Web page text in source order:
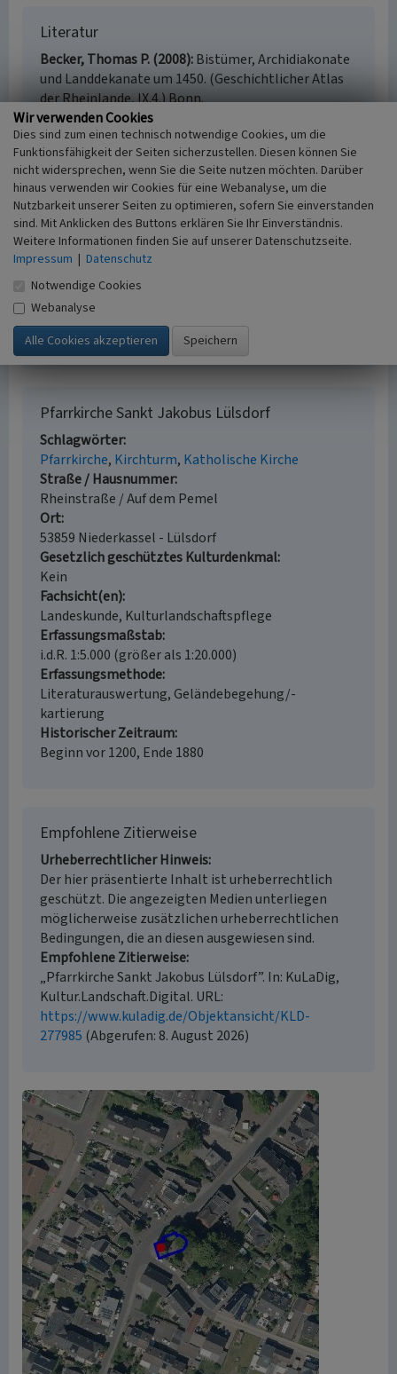
Literatur
Becker, Thomas P. (2008) Bistümer, Archidiakonate
und Landdekanate um 1450. (Geschichtlicher Atlas
der Rheinlande, IX.4.) Bonn.
Groten, Manfred; Johanek, Peter; Reininghaus,
Wilfried; Wensky, Margret / Landschaftsverband
Rheinland; Landschaftsverband Westfalen-Lippe
(Hrsg.) (2006) Handbuch der Historischen Stätten
Nordrhein-Westfalen. (3. völlig neu bearbeitete
Auflage). (HbHistSt NRW, Kröners Taschenausgabe,
Band 273.) S. 811-812, Stuttgart.
Holdt, Ulrike (2008)
Rheinlande, V.16.) Bonn.
Imgrund, Bernd (2010)
die man gesehen haben muss. S. 166-167, Köln.
Pfarrkirche Sankt Jakobus Lülsdorf
Schlagwörter
Pfarrkirche Kirchturm Katholische Kirche
Straße / Hausnummer
Rheinstraße / Auf dem Pemel
Ort
53859 Niederkassel - Lülsdorf
Gesetzlich geschütztes Kulturdenkmal
Kein
Fachsicht(en)
Landeskunde, Kulturlandschaftspflege
Erfassungsmaßstab
i.d.R. 1:5.000 (größer als 1:20.000)
Erfassungsmethode
Literaturauswertung, Geländebegehung/-
kartierung
Historischer Zeitraum
Beginn vor 1200, Ende 1880
Empfohlene Zitierweise
Urheberrechtlicher Hinweis
Der hier präsentierte Inhalt ist urheberrechtlich
geschützt. Die angezeigten Medien unterliegen
möglicherweise zusätzlichen urheberrechtlichen
Bedingungen, die an diesen ausgewiesen sind.
Empfohlene Zitierweise
„Pfarrkirche Sankt Jakobus Lülsdorf”. In: KuLaDig,
Kultur.Landschaft.Digital. URL:
https://www.kuladig.de/Objektansicht/KLD-
277985 (Abgerufen: 8. August 2026)
Wir verwenden Cookies
Dies sind zum einen technisch notwendige Cookies, um die
Funktionsfähigkeit der Seiten sicherzustellen. Diesen können Sie
nicht widersprechen, wenn Sie die Seite nutzen möchten. Darüber
hinaus verwenden wir Cookies für eine Webanalyse, um die
Nutzbarkeit unserer Seiten zu optimieren, sofern Sie einverstanden
sind. Mit Anklicken des Buttons erklären Sie Ihr Einverständnis.
Weitere Informationen finden Sie auf unserer Datenschutzseite.
Impressum | Datenschutz
Notwendige Cookies
Webanalyse